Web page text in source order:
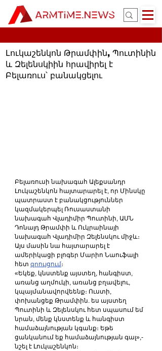
Լուկաշենկոն Թրամփին, Պուտինին
և Զելենսկիին հրավիրել է
Բելառուս՝ բանակցելու
Բելառուսի նախագահ Ալեքսանդր
Լուկաշենկոն հայտարարել է, որ Մինսկը
պատրաստ է բանակցություններ
կազմակերպել Ռուսաստանի
նախագահ Վլադիմիր Պուտինի, ԱՄՆ
Դոնալդ Թրամփի և Ուկրաինայի
նախագահ Վլադիմիր Զելենսկու միջև։
Այս մասին նա հայտարարել է
ամերիկացի բլոգեր Մարիո Նաուֆալի
հետ զրույցում։
«Եկեք, կնստենք այստեղ, հանգիստ,
առանց աղմուկի, առանց բղավելու,
կպայմանավորվեենք։ Ուստի,
փոխանցեք Թրամփին. ես այստեղ
Պուտինի և Զելենսկու հետ սպասում եմ
նրան, մենք կնստենք և հանգիստ
համաձայնության կգանք։ Եթե ​​
ցանկանում եք համաձայնության գալ»,-
նշել է Լուկաշենկոն։